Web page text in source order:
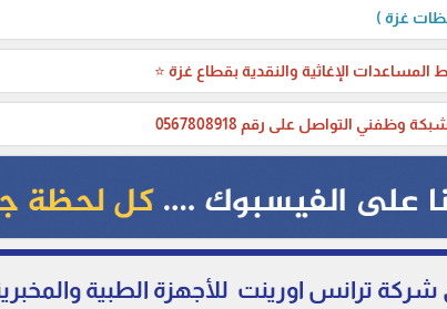
غزة )
المساعدات الإغاثية والنقدية بقطاع غزة ⭐
وظفني التواصل على رقم 0567808918
ترانس اورينت للأجهزة الطبية